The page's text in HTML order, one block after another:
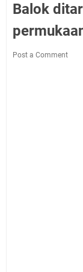
Balok
Post a Comment